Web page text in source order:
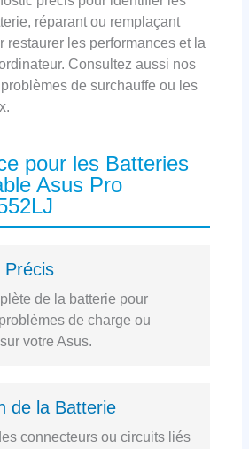
réparant ou remplaçant
restaurer les performances et la
Consultez aussi nos
de surchauffe ou les
pour les Batteries
Asus Pro
Précis
de la batterie pour
de charge ou
votre Asus.
de la Batterie
connecteurs ou circuits liés